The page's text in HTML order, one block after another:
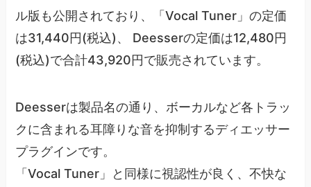
ル版も公開されており、「Vocal Tuner」の定価
は31,440円(税込)、 Deesserの定価は12,480円
(税込)で合計43,920円で販売されています。
Deesserは製品名の通り、ボーカルなど各トラッ
クに含まれる耳障りな音を抑制するディエッサー
プラグインです。
「Vocal Tuner」と同様に視認性が良く、不快な